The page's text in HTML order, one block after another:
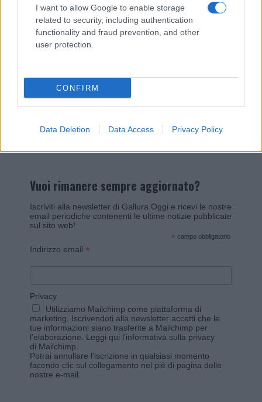
I want to allow Google to enable storage
related to security, including authentication
functionality and fraud prevention, and other
user protection.
CONFIRM
Data Deletion Data Access Privacy Policy
Giovannimaria Cabras
Invia un Comunicato Stampa|Pubblicità|Segnala
Vuoi rimanere sempre aggiornato?
Iscriviti alla newsletter di Gallura Oggi e ricevi le nostre
email periodiche contenenti le ultime notizie pubblicate
sul sito web!
* campo obbligatorio
Indirizzo email *
Privacy
Utilizziamo Mailchimp come piattaforma di
marketing. Iscrivendoti alla newsletter accetti che le
tue informazioni siano trasferite a Mailchimp per
l'elaborazione. Leggi qui l'informativa sulla privacy
di Mailchimp
Potrai annullare l'iscrizione in qualsiasi momento
facendo clic sul collegamento nel piè di pagina delle
nostre e-mail.